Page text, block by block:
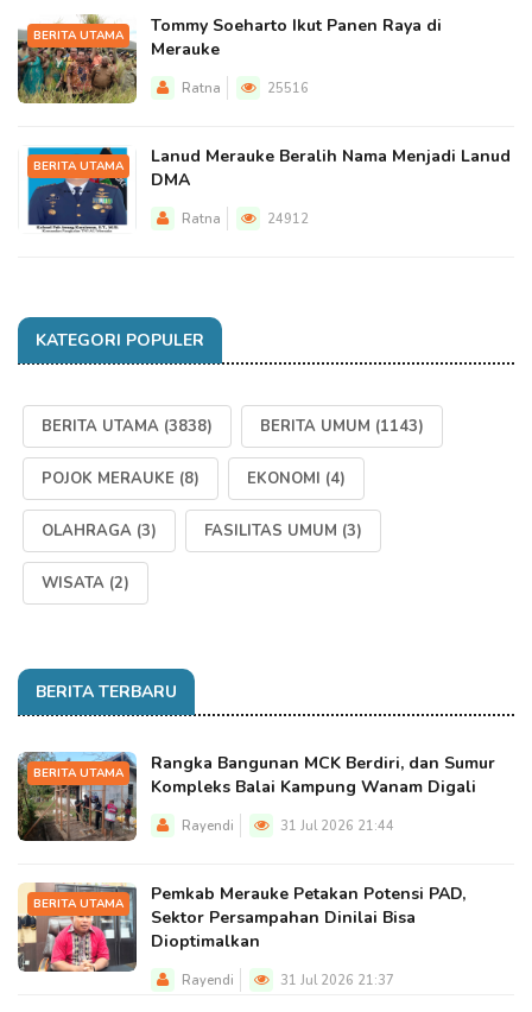
BERITA UTAMA
Tommy Soeharto Ikut Panen Raya di
Merauke
Ratna 25516
BERITA UTAMA
Lanud Merauke Beralih Nama Menjadi Lanud
DMA
Ratna 24912
KATEGORI POPULER
BERITA UTAMA (3838) BERITA UMUM (1143)
POJOK MERAUKE (8) EKONOMI (4)
OLAHRAGA (3) FASILITAS UMUM (3)
WISATA (2)
BERITA TERBARU
BERITA UTAMA
Rangka Bangunan MCK Berdiri, dan Sumur
Kompleks Balai Kampung Wanam Digali
Rayendi 31 Jul 2026 21:44
BERITA UTAMA
Pemkab Merauke Petakan Potensi PAD,
Sektor Persampahan Dinilai Bisa
Dioptimalkan
Rayendi 31 Jul 2026 21:37